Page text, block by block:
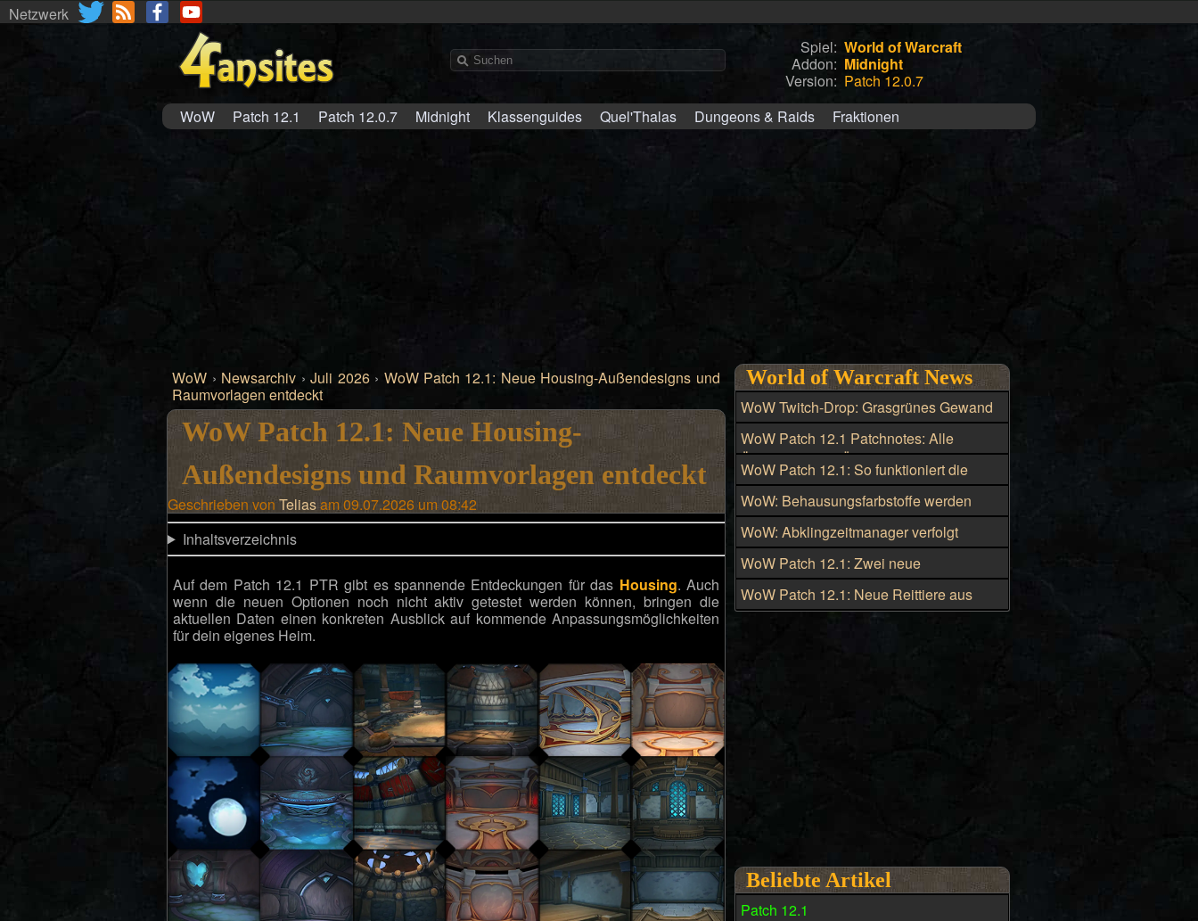
Netzwerk
Spiel: World of Warcraft
Addon: Midnight
Version: Patch 12.0.7
WoW
Patch 12.1 Patch 12.0.7 Midnight Klassenguides Quel'Thalas Dungeons & Raids Fraktionen
WoW › Newsarchiv ›Juli 2026› WoW Patch 12.1: Neue Housing-Außendesigns und
Raumvorlagen entdeckt
WoW Patch 12.1: Neue Housing-
Außendesigns und Raumvorlagen entdeckt
Geschrieben von Teliasam 09.07.2026 um 08:42
Inhaltsverzeichnis
Auf dem Patch 12.1 PTR gibt es spannende Entdeckungen für das Housing. Auch
wenn die neuen Optionen noch nicht aktiv getestet werden können, bringen die
aktuellen Daten einen konkreten Ausblick auf kommende Anpassungsmöglichkeiten
für dein eigenes Heim.
World of Warcraft News
WoW Twitch-Drop: Grasgrünes Gewand
des Zauberers ab 11. August
WoW Patch 12.1 Patchnotes: Alle
Änderungen im Überblick
WoW Patch 12.1: So funktioniert die
neue Discord-Integration
WoW: Behausungsfarbstoffe werden
vorübergehend kriegsmeutengebunden
WoW: Abklingzeitmanager verfolgt
künftig Tränke und Schmuckstücke
WoW Patch 12.1: Zwei neue
Kriegsmeute-Lagerplätze in Silbermond
freischalten
WoW Patch 12.1: Neue Reittiere aus
Tiefen, Dungeons und Raids
Beliebte Artikel
Patch 12.1